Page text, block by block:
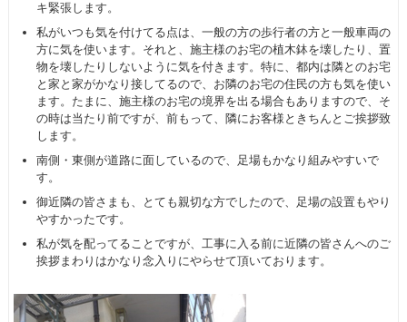
キ緊張します。
私がいつも気を付けてる点は、一般の方の歩行者の方と一般車両の
方に気を使います。それと、施主様のお宅の植木鉢を壊したり、置
物を壊したりしないように気を付きます。特に、都内は隣とのお宅
と家と家がかなり接してるので、お隣のお宅の住民の方も気を使い
ます。たまに、施主様のお宅の境界を出る場合もありますので、そ
の時は当たり前ですが、前もって、隣にお客様ときちんとご挨拶致
します。
南側・東側が道路に面しているので、足場もかなり組みやすいで
す。
御近隣の皆さまも、とても親切な方でしたので、足場の設置もやり
やすかったです。
私が気を配ってることですが、工事に入る前に近隣の皆さんへのご
挨拶まわりはかなり念入りにやらせて頂いております。